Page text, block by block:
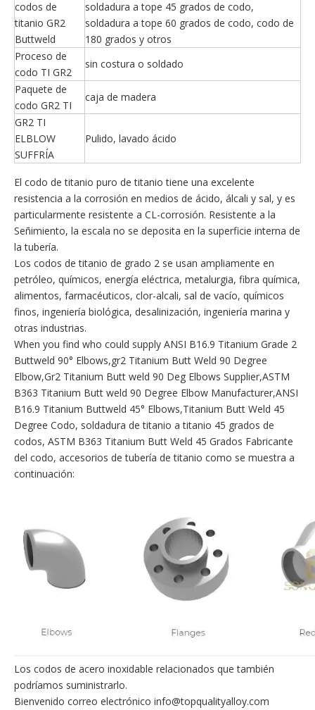
codos de
titanio GR2
Buttweld
soldadura a tope 45 grados de codo,
soldadura a tope 60 grados de codo, codo de
180 grados y otros
Proceso de
codo TI GR2
sin costura o soldado
Paquete de
codo GR2 TI
caja de madera
GR2 TI
ELBLOW
SUFFRÍA
Pulido, lavado ácido
El codo de titanio puro de titanio tiene una excelente
resistencia a la corrosión en medios de ácido, álcali y sal, y es
particularmente resistente a CL-corrosión. Resistente a la
Señimiento, la escala no se deposita en la superficie interna de
la tubería.
Los codos de titanio de grado 2 se usan ampliamente en
petróleo, químicos, energía eléctrica, metalurgia, fibra química,
alimentos, farmacéuticos, clor-alcali, sal de vacío, químicos
finos, ingeniería biológica, desalinización, ingeniería marina y
otras industrias.
When you find who could supply ANSI B16.9 Titanium Grade 2
Buttweld 90° Elbows,gr2 Titanium Butt Weld 90 Degree
Elbow,Gr2 Titanium Butt weld 90 Deg Elbows Supplier,ASTM
B363 Titanium Butt weld 90 Degree Elbow Manufacturer,ANSI
B16.9 Titanium Buttweld 45° Elbows,Titanium Butt Weld 45
Degree Codo, soldadura de titanio a titanio 45 grados de
codos, ASTM B363 Titanium Butt Weld 45 Grados Fabricante
del codo, accesorios de tubería de titanio como se muestra a
continuación:
Los codos de acero inoxidable relacionados que también
podríamos suministrarlo.
Bienvenido correo electrónico info@topqualityalloy.com